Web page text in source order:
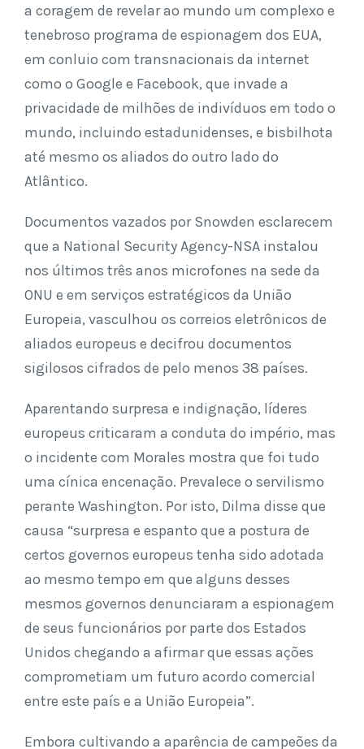
a coragem de revelar ao mundo um complexo e
tenebroso programa de espionagem dos EUA,
em conluio com transnacionais da internet
como o Google e Facebook, que invade a
privacidade de milhões de indivíduos em todo o
mundo, incluindo estadunidenses, e bisbilhota
até mesmo os aliados do outro lado do
Atlântico.
Documentos vazados por Snowden esclarecem
que a National Security Agency-NSA instalou
nos últimos três anos microfones na sede da
ONU e em serviços estratégicos da União
Europeia, vasculhou os correios eletrônicos de
aliados europeus e decifrou documentos
sigilosos cifrados de pelo menos 38 países.
Aparentando surpresa e indignação, líderes
europeus criticaram a conduta do império, mas
o incidente com Morales mostra que foi tudo
uma cínica encenação. Prevalece o servilismo
perante Washington. Por isto, Dilma disse que
causa “surpresa e espanto que a postura de
certos governos europeus tenha sido adotada
ao mesmo tempo em que alguns desses
mesmos governos denunciaram a espionagem
de seus funcionários por parte dos Estados
Unidos chegando a afirmar que essas ações
comprometiam um futuro acordo comercial
entre este país e a União Europeia”.
Embora cultivando a aparência de campeões da